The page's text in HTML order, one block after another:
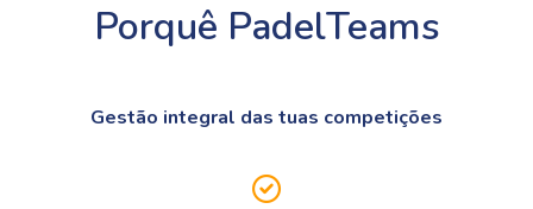
Porquê PadelTeams
Gestão integral das tuas competições